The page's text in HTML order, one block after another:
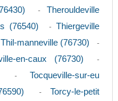
- Therouldeville
(76540) - Thiergeville
Thil-manneville (76730) -
en-caux (76730) -
- Tocqueville-sur-eu
- Torcy-le-petit